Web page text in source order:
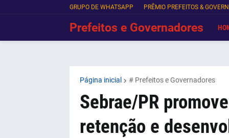
GRUPO DE WHATSAPP PRÊMIO PREFEITOS &
Prefeitos e Governadores
Página inicial # Prefeitos e Governadores
Sebrae/PR
retenção e